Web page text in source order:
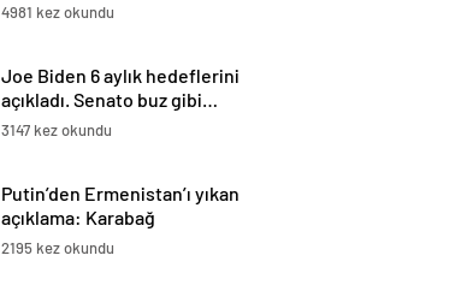
4981 kez okundu
Joe Biden 6 aylık hedeflerini
açıkladı. Senato buz gibi…
3147 kez okundu
Putin’den Ermenistan’ı yıkan
açıklama: Karabağ
Azerbaycan’ın ayrılmaz bir
2195 kez okundu